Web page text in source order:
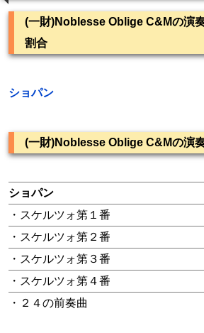
(一財)Noblesse Oblige C&Mの演
割合
ショパン
(一財)Noblesse Oblige C&Mの演
ショパン
・スケルツォ第１番
・スケルツォ第２番
・スケルツォ第３番
・スケルツォ第４番
・２４の前奏曲